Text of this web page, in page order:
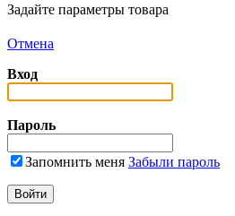
Задайте параметры товара
Отмена
Вход
Пароль
Запомнить меня Забыли пароль